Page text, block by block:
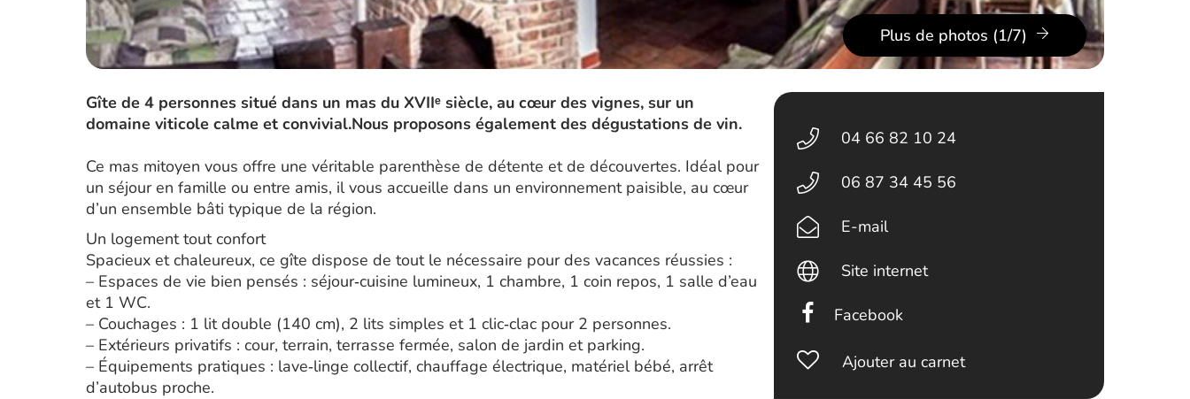
Plus de photos (1/7)
Gîte de 4 personnes situé dans un mas du XVIIᵉ siècle, au cœur des vignes, sur un
domaine viticole calme et convivial.Nous proposons également des dégustations de vin.
Ce mas mitoyen vous offre une véritable parenthèse de détente et de découvertes. Idéal pour
un séjour en famille ou entre amis, il vous accueille dans un environnement paisible, au cœur
d’un ensemble bâti typique de la région.
Un logement tout confort
Spacieux et chaleureux, ce gîte dispose de tout le nécessaire pour des vacances réussies :
– Espaces de vie bien pensés : séjour‑cuisine lumineux, 1 chambre, 1 coin repos, 1 salle d’eau
et 1 WC.
– Couchages : 1 lit double (140 cm), 2 lits simples et 1 clic‑clac pour 2 personnes.
– Extérieurs privatifs : cour, terrain, terrasse fermée, salon de jardin et parking.
– Équipements pratiques : lave‑linge collectif, chauffage électrique, matériel bébé, arrêt
d’autobus proche.
04 66 82 10 24
06 87 34 45 56
E-mail
Site internet
Facebook
Ajouter au carnet